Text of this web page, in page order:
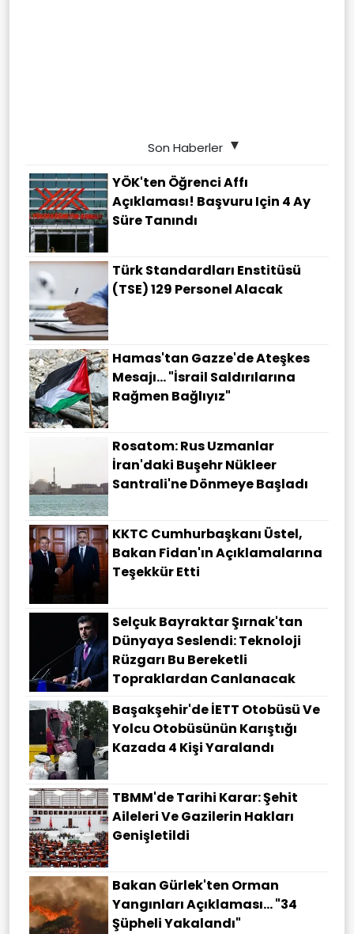
Son Haberler
YÖK'ten Öğrenci Affı
Açıklaması! Başvuru Için 4 Ay
Süre Tanındı
Türk Standardları Enstitüsü
(TSE) 129 Personel Alacak
Hamas'tan Gazze'de Ateşkes
Mesajı... "İsrail Saldırılarına
Rağmen Bağlıyız"
Rosatom: Rus Uzmanlar
İran'daki Buşehr Nükleer
Santrali'ne Dönmeye Başladı
KKTC Cumhurbaşkanı Üstel,
Bakan Fidan'ın Açıklamalarına
Teşekkür Etti
Selçuk Bayraktar Şırnak'tan
Dünyaya Seslendi: Teknoloji
Rüzgarı Bu Bereketli
Topraklardan Canlanacak
Başakşehir'de İETT Otobüsü Ve
Yolcu Otobüsünün Karıştığı
Kazada 4 Kişi Yaralandı
TBMM'de Tarihi Karar: Şehit
Aileleri Ve Gazilerin Hakları
Genişletildi
Bakan Gürlek'ten Orman
Yangınları Açıklaması... "34
Şüpheli Yakalandı"